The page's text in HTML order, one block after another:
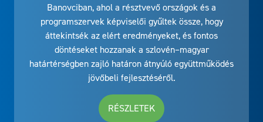
Banovciban, ahol a résztvevő országok és a
programszervek képviselői gyűltek össze, hogy
áttekintsék az elért eredményeket, és fontos
döntéseket hozzanak a szlovén–magyar
határtérségben zajló határon átnyúló együttműködés
jövőbeli fejlesztéséről.
RÉSZLETEK